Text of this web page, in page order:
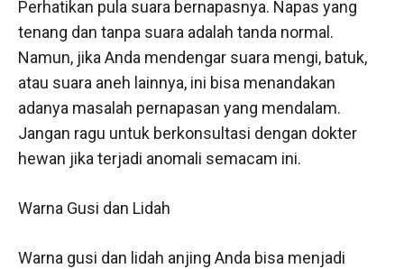
Perhatikan pula suara bernapasnya. Napas yang
tenang dan tanpa suara adalah tanda normal.
Namun, jika Anda mendengar suara mengi, batuk,
atau suara aneh lainnya, ini bisa menandakan
adanya masalah pernapasan yang mendalam.
Jangan ragu untuk berkonsultasi dengan dokter
hewan jika terjadi anomali semacam ini.
Warna Gusi dan Lidah
Warna gusi dan lidah anjing Anda bisa menjadi